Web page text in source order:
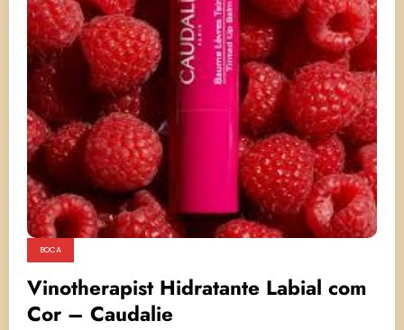
BOCA
Vinotherapist Hidratante Labial com
Cor – Caudalie